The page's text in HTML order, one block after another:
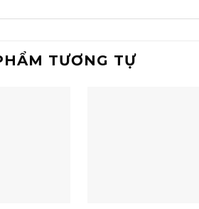
TƯƠNG TỰ